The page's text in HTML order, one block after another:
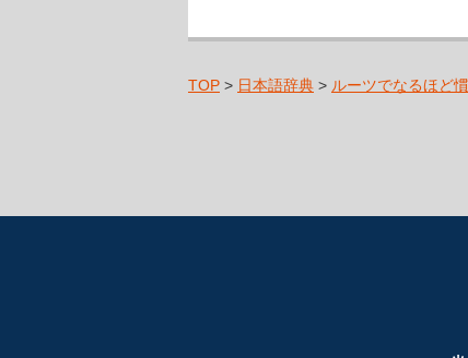
TOP > 日本語辞典 > ルーツでなるほど